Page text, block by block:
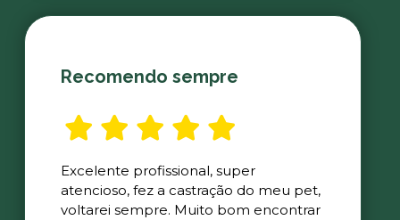
Recomendo sempre
Excelente profissional, super
atencioso, fez a castração do meu pet,
voltarei sempre. Muito bom encontrar